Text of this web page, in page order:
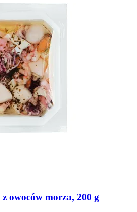
z owoców morza, 200 g